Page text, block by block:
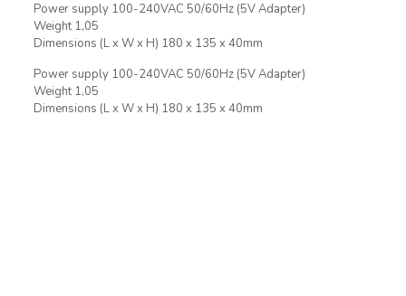
Power supply 100-240VAC 50/60Hz (5V Adapter)
Weight 1,05
Dimensions (L x W x H) 180 x 135 x 40mm
Power supply 100-240VAC 50/60Hz (5V Adapter)
Weight 1,05
Dimensions (L x W x H) 180 x 135 x 40mm